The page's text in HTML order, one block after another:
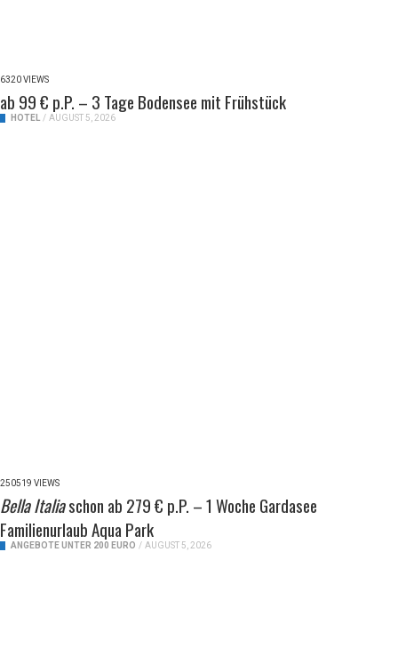
6320 VIEWS
ab 99 € p.P. – 3 Tage Bodensee mit Frühstück
HOTEL / AUGUST 5, 2026
250519 VIEWS
Bella Italiaschon ab 279 € p.P. – 1 Woche Gardasee
Familienurlaub Aqua Park
ANGEBOTE UNTER 200 EURO / AUGUST 5, 2026